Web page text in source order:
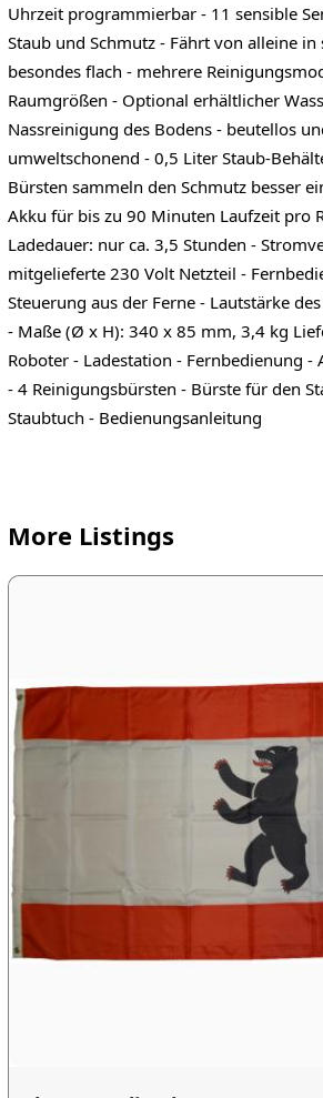
Uhrzeit programmierbar - 11 sensible
Staub und Schmutz - Fährt von alleine in
besondes flach - mehrere
Raumgrößen - Optional erhältlicher
Nassreinigung des Bodens - beutellos
umweltschonend - 0,5 Liter Staub-
Bürsten sammeln den Schmutz besser
Akku für bis zu 90 Minuten Laufzeit pro
Ladedauer: nur ca. 3,5 Stunden -
mitgelieferte 230 Volt Netzteil -
Steuerung aus der Ferne - Lautstärke
- Maße (Ø x H): 340 x 85 mm, 3,4 kg
Roboter - Ladestation - Fernbedienung -
- 4 Reinigungsbürsten - Bürste für den
Staubtuch - Bedienungsanleitung
More Listings